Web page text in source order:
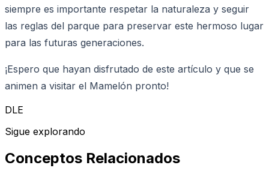
siempre es importante respetar la naturaleza y seguir
las reglas del parque para preservar este hermoso lugar
para las futuras generaciones.
¡Espero que hayan disfrutado de este artículo y que se
animen a visitar el Mamelón pronto!
DLE
Sigue explorando
Conceptos Relacionados